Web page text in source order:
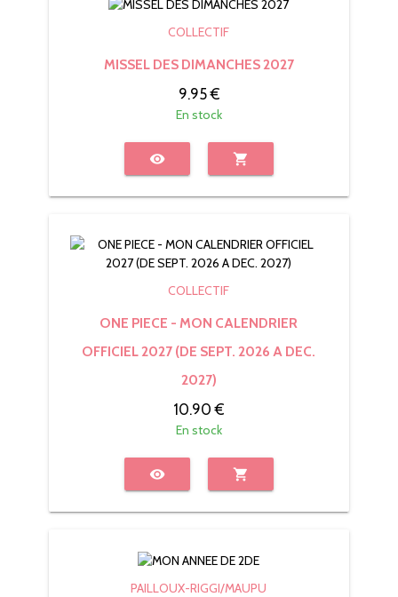
COLLECTIF
MISSEL DES DIMANCHES 2027
9.95 €
En stock
visibility shopping_cart
COLLECTIF
ONE PIECE - MON CALENDRIER
OFFICIEL 2027 (DE SEPT. 2026 A DEC.
2027)
10.90 €
En stock
visibility shopping_cart
PAILLOUX-RIGGI/MAUPU